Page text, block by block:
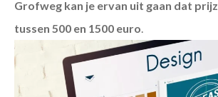
Grofweg kan je ervan uit gaan dat
tussen 500 en 1500 euro.